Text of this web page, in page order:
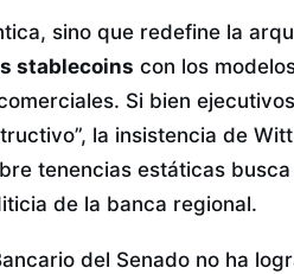
sino que redefine la
stablecoins con los
Si bien
la insistencia de
tenencias estáticas
de la banca regional.
del Senado no ha